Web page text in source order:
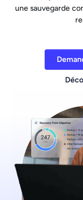
une sauvegarde